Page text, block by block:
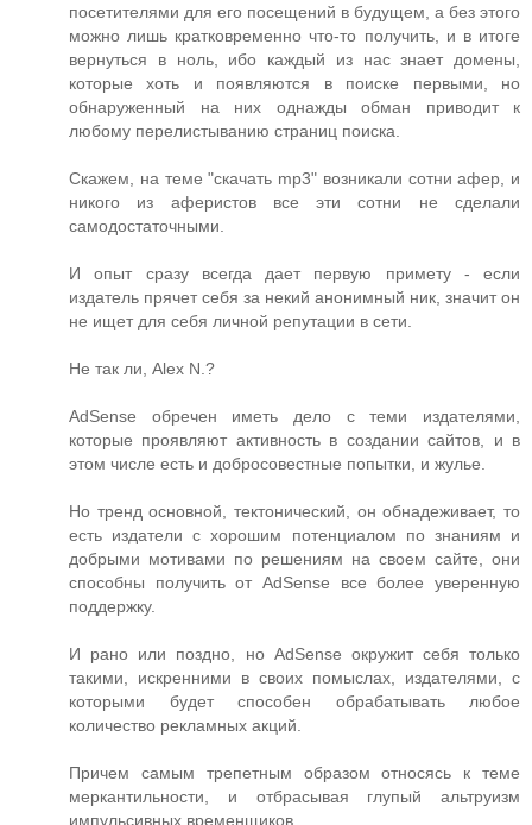
посетителями для его посещений в будущем, а без этого
можно лишь кратковременно что-то получить, и в итоге
вернуться в ноль, ибо каждый из нас знает домены,
которые хоть и появляются в поиске первыми, но
обнаруженный на них однажды обман приводит к
любому перелистыванию страниц поиска.
Скажем, на теме "скачать mp3" возникали сотни афер, и
никого из аферистов все эти сотни не сделали
самодостаточными.
И опыт сразу всегда дает первую примету - если
издатель прячет себя за некий анонимный ник, значит он
не ищет для себя личной репутации в сети.
Не так ли, Alex N.?
AdSense обречен иметь дело с теми издателями,
которые проявляют активность в создании сайтов, и в
этом числе есть и добросовестные попытки, и жулье.
Но тренд основной, тектонический, он обнадеживает, то
есть издатели с хорошим потенциалом по знаниям и
добрыми мотивами по решениям на своем сайте, они
способны получить от AdSense все более уверенную
поддержку.
И рано или поздно, но AdSense окружит себя только
такими, искренними в своих помыслах, издателями, с
которыми будет способен обрабатывать любое
количество рекламных акций.
Причем самым трепетным образом относясь к теме
меркантильности, и отбрасывая глупый альтруизм
импульсивных временщиков.